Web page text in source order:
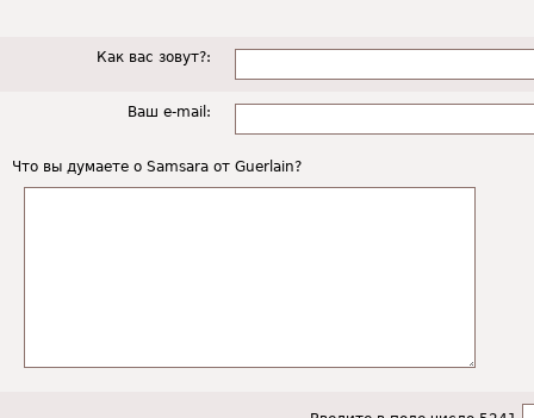
Как вас зовут?:
Ваш e-mail:
Что вы думаете о Samsara от Guerlain?